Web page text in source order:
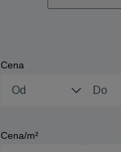
Cena
Cena/m²